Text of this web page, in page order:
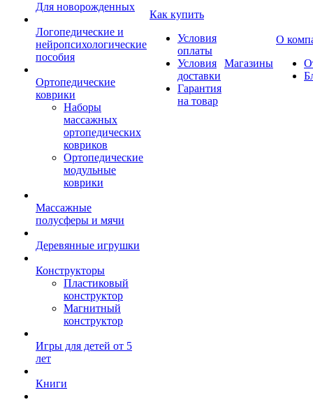
Для новорожденных
Логопедические и
нейропсихологические
пособия
Ортопедические
коврики
Наборы
массажных
ортопедических
ковриков
Ортопедические
модульные
коврики
Массажные
полусферы и мячи
Деревянные игрушки
Конструкторы
Пластиковый
конструктор
Магнитный
конструктор
Игры для детей от 5
лет
Книги
Как купить
Условия
оплаты
Условия
доставки
Гарантия
на товар
Магазины
О